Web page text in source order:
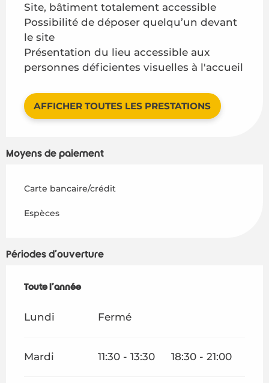
Site, bâtiment totalement accessible
Possibilité de déposer quelqu’un devant
le site
Présentation du lieu accessible aux
personnes déficientes visuelles à l'accueil
AFFICHER TOUTES LES PRESTATIONS
Moyens de paiement
Carte bancaire/crédit
Espèces
Périodes d'ouverture
Toute l'année
Toute l'année
Lundi Fermé
Mardi 11:30 - 13:30 18:30 - 21:00